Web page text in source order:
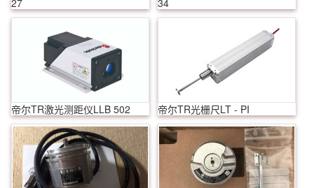
27
34
帝尔TR激光测距仪LLB 502 帝尔TR光栅尺LT - PI